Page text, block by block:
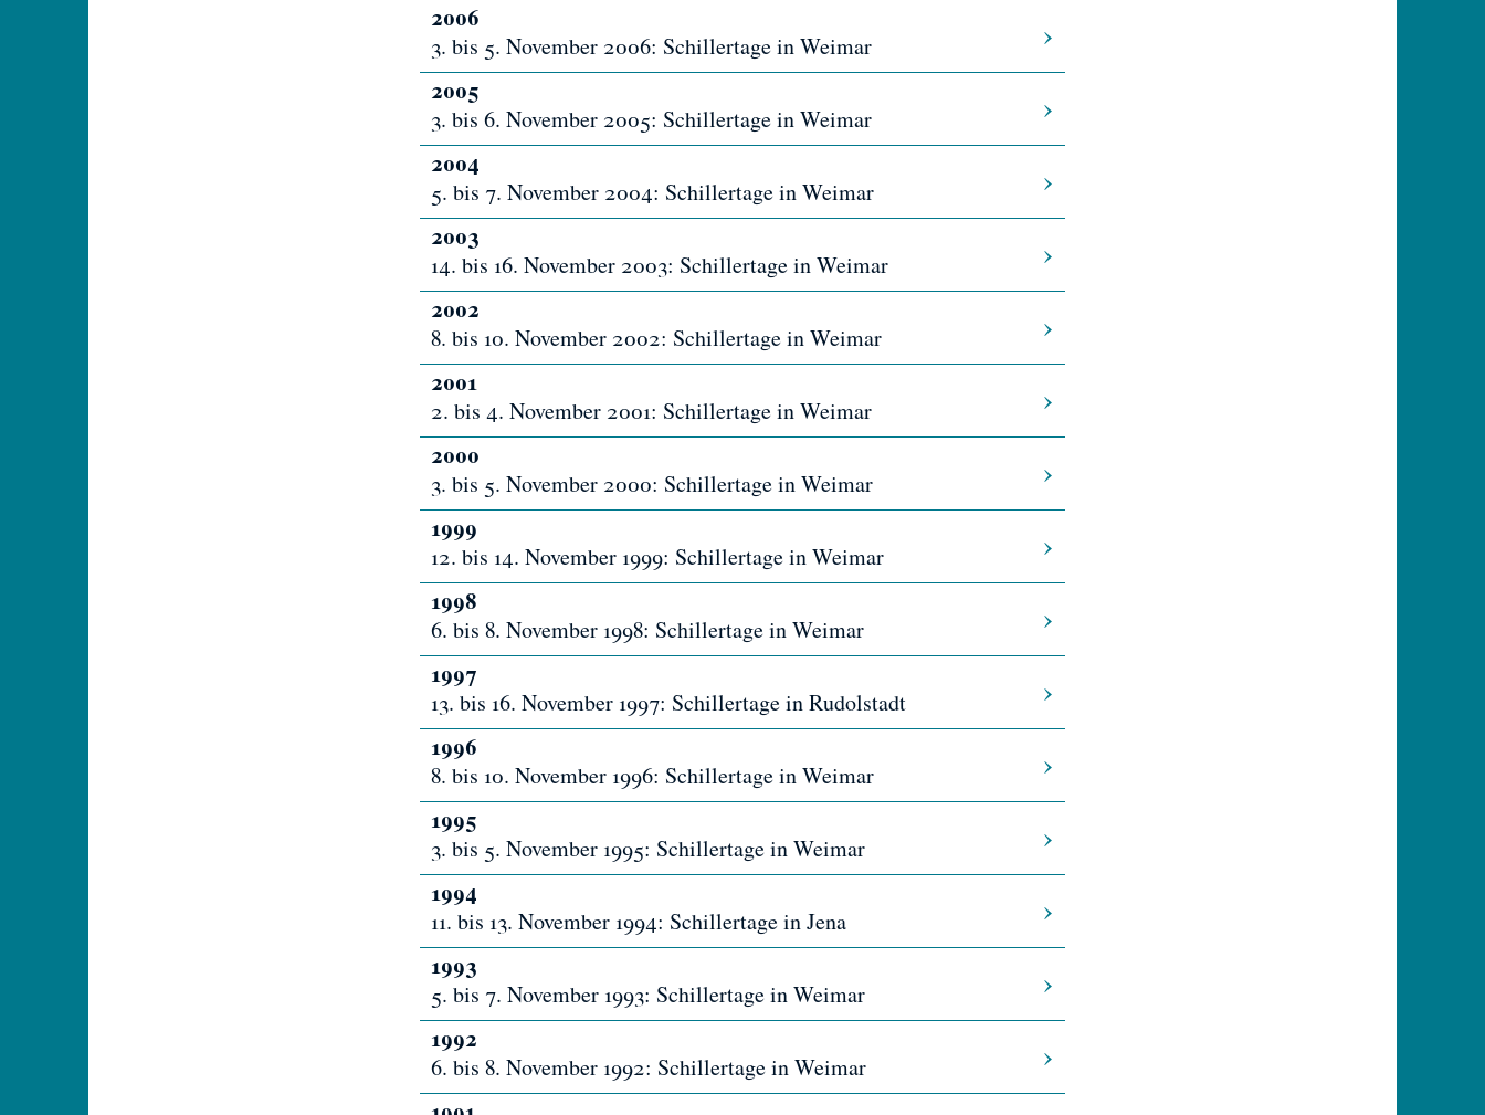
2006
3. bis 5. November 2006: Schillertage in Weimar
2005
3. bis 6. November 2005: Schillertage in Weimar
2004
5. bis 7. November 2004: Schillertage in Weimar
2003
14. bis 16. November 2003: Schillertage in Weimar
2002
8. bis 10. November 2002: Schillertage in Weimar
2001
2. bis 4. November 2001: Schillertage in Weimar
2000
3. bis 5. November 2000: Schillertage in Weimar
1999
12. bis 14. November 1999: Schillertage in Weimar
1998
6. bis 8. November 1998: Schillertage in Weimar
1997
13. bis 16. November 1997: Schillertage in Rudolstadt
1996
8. bis 10. November 1996: Schillertage in Weimar
1995
3. bis 5. November 1995: Schillertage in Weimar
1994
11. bis 13. November 1994: Schillertage in Jena
1993
5. bis 7. November 1993: Schillertage in Weimar
1992
6. bis 8. November 1992: Schillertage in Weimar